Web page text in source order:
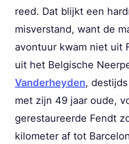
reed. Dat blijkt een
misverstand, want de
avontuur kwam niet uit
uit het Belgische
Vanderheyden,
met zijn 49 jaar oude,
gerestaureerde Fendt
kilometer af tot